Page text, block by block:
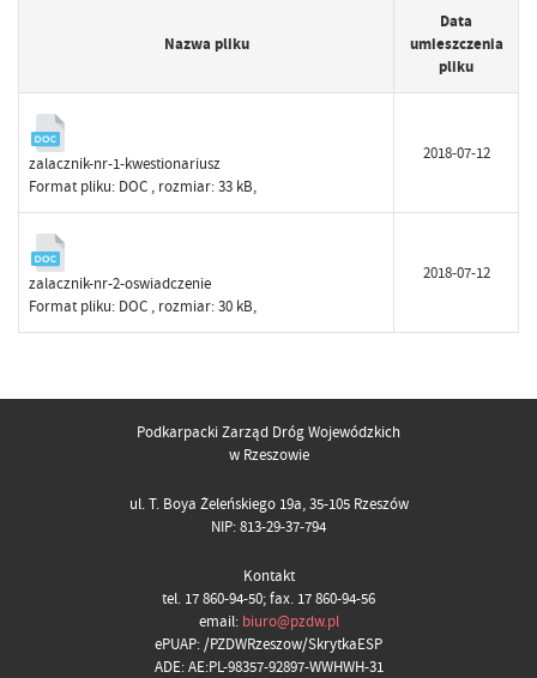
Nazwa pliku
Data
umieszczenia
pliku
zalacznik-nr-1-kwestionariusz
Format pliku: DOC , rozmiar: 33 kB,
2018-07-12
zalacznik-nr-2-oswiadczenie
Format pliku: DOC , rozmiar: 30 kB,
2018-07-12
Podkarpacki Zarząd Dróg Wojewódzkich
w Rzeszowie
ul. T. Boya Żeleńskiego 19a, 35-105 Rzeszów
NIP: 813-29-37-794
Kontakt
tel. 17 860-94-50; fax. 17 860-94-56
email: biuro@pzdw.pl
ePUAP: /PZDWRzeszow/SkrytkaESP
ADE: AE:PL-98357-92897-WWHWH-31